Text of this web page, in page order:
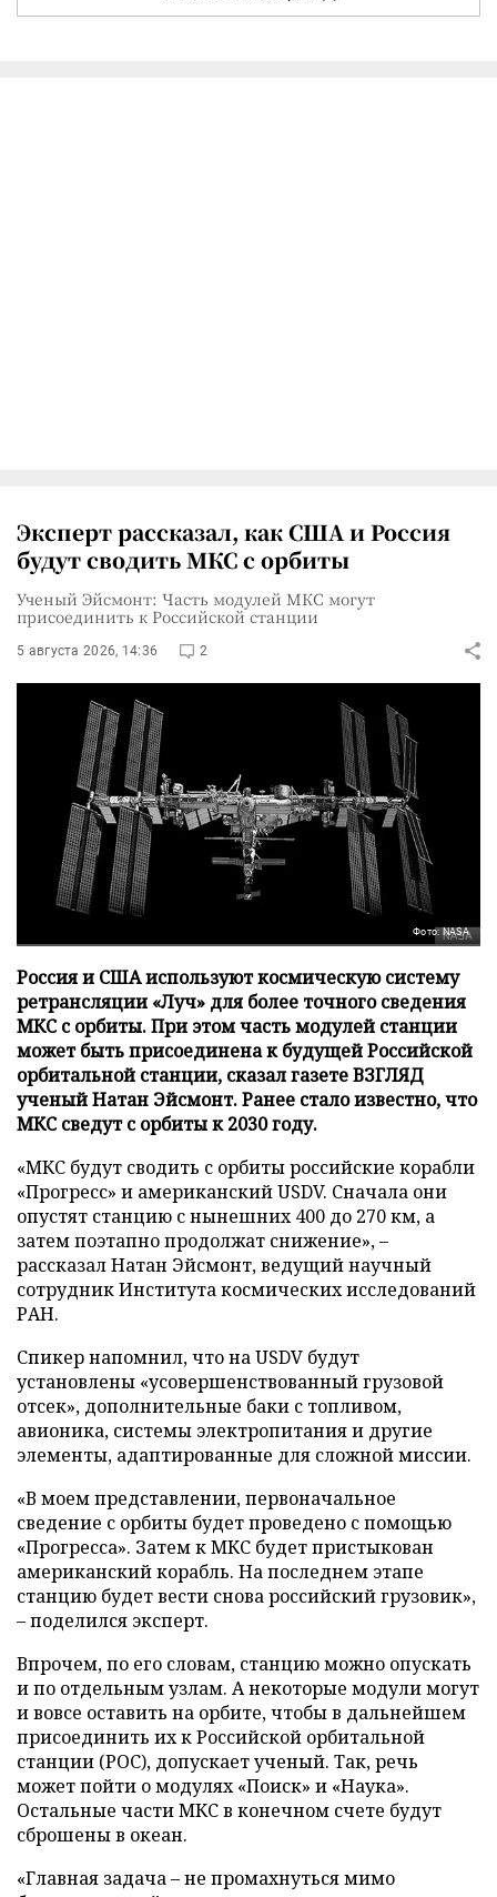
Эксперт рассказал, как США и Россия
будут сводить МКС с орбиты
Ученый Эйсмонт: Часть модулей МКС могут
присоединить к Российской станции
5 августа 2026, 14:36 2
Фото: NASA
Россия и США используют космическую систему
ретрансляции «Луч» для более точного сведения
МКС с орбиты. При этом часть модулей станции
может быть присоединена к будущей Российской
орбитальной станции, сказал газете ВЗГЛЯД
ученый Натан Эйсмонт. Ранее стало известно, что
МКС сведут с орбиты к 2030 году.
«МКС будут сводить с орбиты российские корабли
«Прогресс» и американский USDV. Сначала они
опустят станцию с нынешних 400 до 270 км, а
затем поэтапно продолжат снижение», –
рассказал Натан Эйсмонт, ведущий научный
сотрудник Института космических исследований
РАН.
Спикер напомнил, что на USDV будут
установлены «усовершенствованный грузовой
отсек», дополнительные баки с топливом,
авионика, системы электропитания и другие
элементы, адаптированные для сложной миссии.
«В моем представлении, первоначальное
сведение с орбиты будет проведено с помощью
«Прогресса». Затем к МКС будет пристыкован
американский корабль. На последнем этапе
станцию будет вести снова российский грузовик»,
– поделился эксперт.
Впрочем, по его словам, станцию можно опускать
и по отдельным узлам. А некоторые модули могут
и вовсе оставить на орбите, чтобы в дальнейшем
присоединить их к Российской орбитальной
станции (РОС), допускает ученый. Так, речь
может пойти о модулях «Поиск» и «Наука».
Остальные части МКС в конечном счете будут
сброшены в океан.
«Главная задача – не промахнуться мимо